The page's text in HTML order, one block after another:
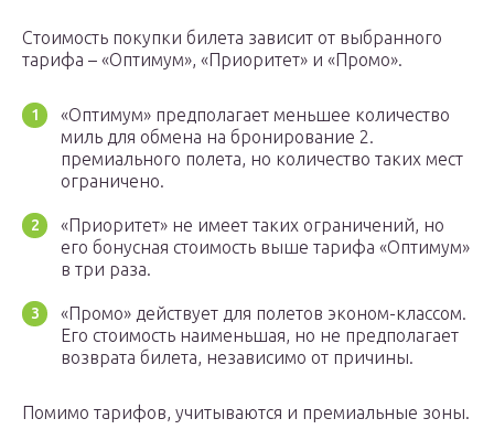
Стоимость покупки билета зависит от выбранного
тарифа – «Оптимум», «Приоритет» и «Промо».
«Оптимум» предполагает меньшее количество
миль для обмена на бронирование 2.
премиального полета, но количество таких мест
ограничено.
«Приоритет» не имеет таких ограничений, но
его бонусная стоимость выше тарифа «Оптимум»
в три раза.
«Промо» действует для полетов эконом-классом.
Его стоимость наименьшая, но не предполагает
возврата билета, независимо от причины.
Помимо тарифов, учитываются и премиальные зоны.